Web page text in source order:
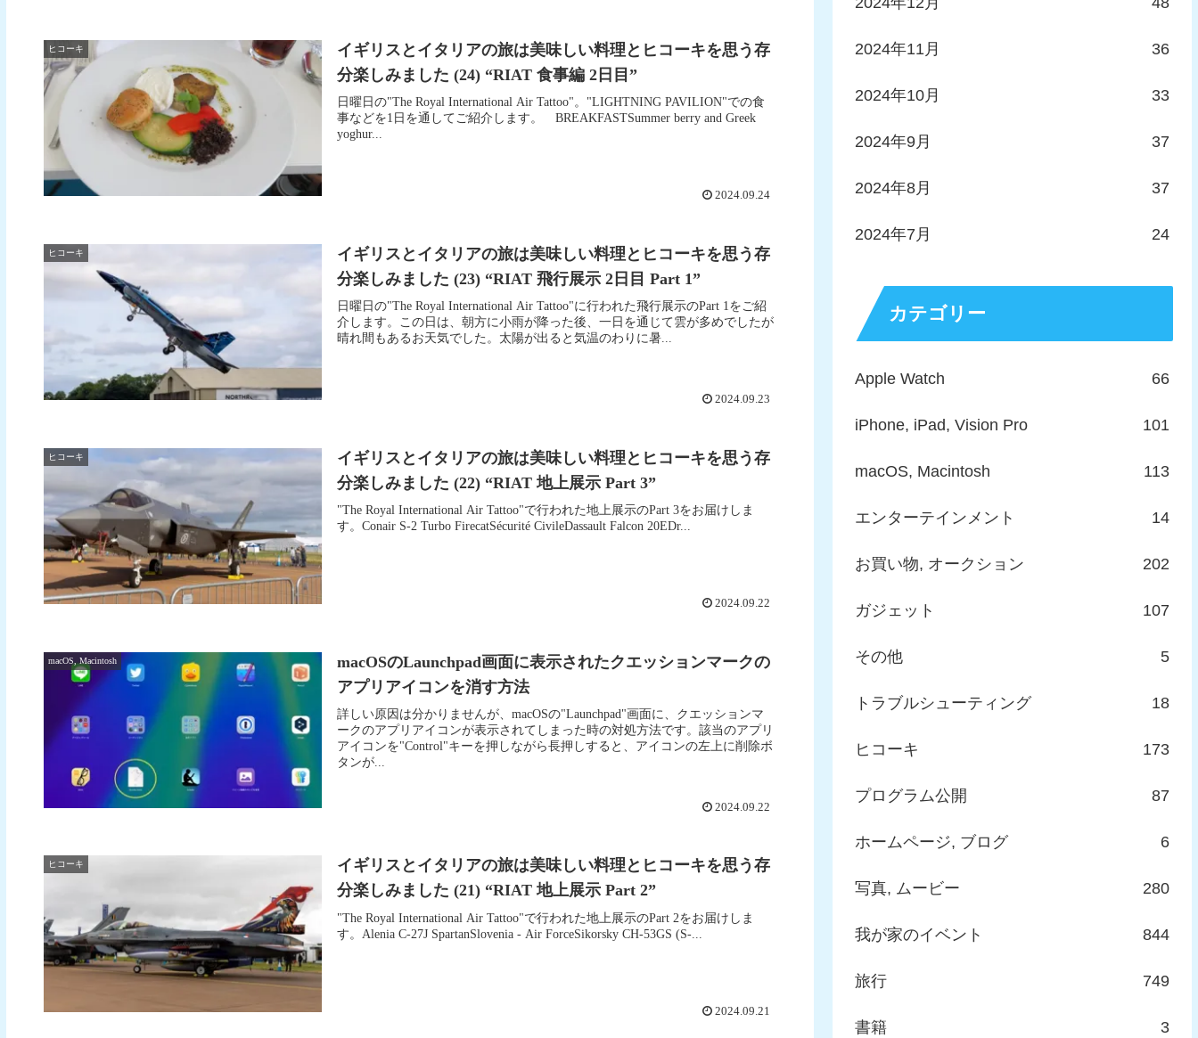
ヒコーキ
イギリスとイタリアの旅は美味しい料理とヒコーキを思う存
分楽しみました (24) “RIAT 食事編 2日目”
日曜日の"The Royal International Air Tattoo"。"LIGHTNING PAVILION"での食
事などを1日を通してご紹介します。 BREAKFASTSummer berry and Greek
yoghur...
2024.09.24
ヒコーキ
イギリスとイタリアの旅は美味しい料理とヒコーキを思う存
分楽しみました (23) “RIAT 飛行展示 2日目 Part 1”
日曜日の"The Royal International Air Tattoo"に行われた飛行展示のPart 1をご紹
介します。この日は、朝方に小雨が降った後、一日を通じて雲が多めでしたが
晴れ間もあるお天気でした。太陽が出ると気温のわりに暑...
2024.09.23
ヒコーキ
イギリスとイタリアの旅は美味しい料理とヒコーキを思う存
分楽しみました (22) “RIAT 地上展示 Part 3”
"The Royal International Air Tattoo"で行われた地上展示のPart 3をお届けしま
す。Conair S-2 Turbo FirecatSécurité CivileDassault Falcon 20EDr...
2024.09.22
macOS, Macintosh
macOSのLaunchpad画面に表示されたクエッションマークの
アプリアイコンを消す方法
詳しい原因は分かりませんが、macOSの"Launchpad"画面に、クエッションマ
ークのアプリアイコンが表示されてしまった時の対処方法です。該当のアプリ
アイコンを"Control"キーを押しながら長押しすると、アイコンの左上に削除ボ
タンが...
2024.09.22
ヒコーキ
イギリスとイタリアの旅は美味しい料理とヒコーキを思う存
分楽しみました (21) “RIAT 地上展示 Part 2”
"The Royal International Air Tattoo"で行われた地上展示のPart 2をお届けしま
す。Alenia C-27J SpartanSlovenia - Air ForceSikorsky CH-53GS (S-...
2024.09.21
2024年11月 36
2024年10月 33
2024年9月 37
2024年8月 37
2024年7月 24
カテゴリー
Apple Watch 66
iPhone, iPad, Vision Pro 101
macOS, Macintosh 113
エンターテインメント 14
お買い物, オークション 202
ガジェット 107
その他 5
トラブルシューティング 18
ヒコーキ 173
プログラム公開 87
ホームページ, ブログ 6
写真, ムービー 280
我が家のイベント 844
旅行 749
書籍 3